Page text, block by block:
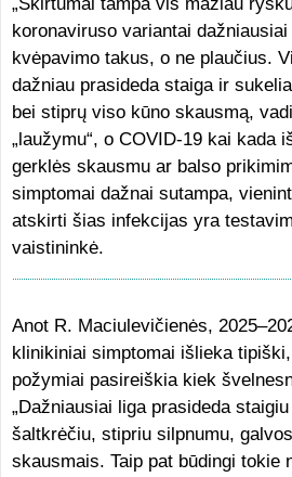
koronaviruso variantai
kvėpavimo takus, o ne plaučius.
dažniau prasideda staiga ir
bei stiprų viso kūno skausmą,
„laužymu“, o COVID-19 kai kada
gerklės skausmu ar balso
simptomai dažnai sutampa,
atskirti šias infekcijas yra
vaistininkė.
Anot R. Maciulevičienės,
klinikiniai simptomai išlieka
požymiai pasireiškia kiek
„Dažniausiai liga prasideda
šaltkrėčiu, stipriu silpnumu,
skausmais. Taip pat būdingi tokie